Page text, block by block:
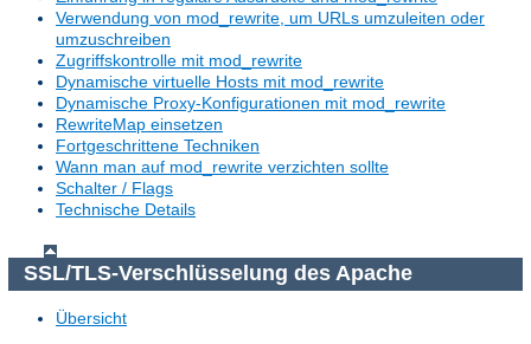
Verwendung von mod_rewrite, um URLs umzuleiten oder
umzuschreiben
Zugriffskontrolle mit mod_rewrite
Dynamische virtuelle Hosts mit mod_rewrite
Dynamische Proxy-Konfigurationen mit mod_rewrite
RewriteMap einsetzen
Fortgeschrittene Techniken
Wann man auf mod_rewrite verzichten sollte
Schalter / Flags
Technische Details
SSL/TLS-Verschlüsselung des Apache
Übersicht